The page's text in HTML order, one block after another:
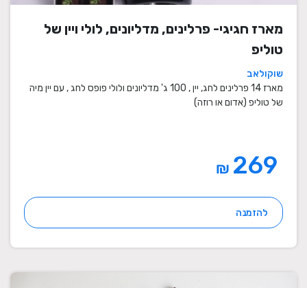
מארז חגיגי- פרלינים, מדליונים, לולי ויין של
טוליפ
שוקולאב
מארז 14 פרלינים לחג, יין , 100 ג' מדליונים ולולי פופס לחג , עם יין מיה
של טוליפ (אדום או רוזה)
₪
להזמנה